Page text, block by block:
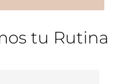
tu Rutina